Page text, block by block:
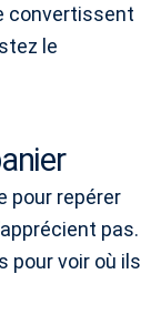
convertissent
le
pour repérer
pas.
pour voir où ils